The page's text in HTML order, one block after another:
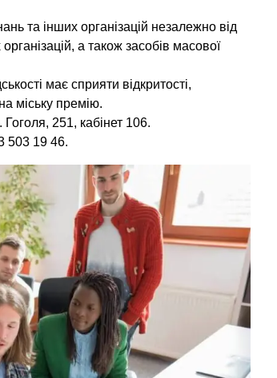
та інших організацій незалежно від
а також засобів масової
має сприяти відкритості,
міську премію.
251, кабінет 106.
503 19 46.